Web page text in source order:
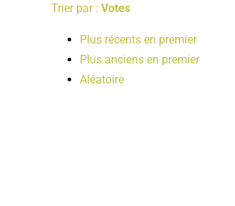
Trier par : Votes
Plus récents en premier
Plus anciens en premier
Aléatoire